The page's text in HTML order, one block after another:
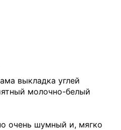
выкладка углей
молочно-белый
очень шумный и, мягко